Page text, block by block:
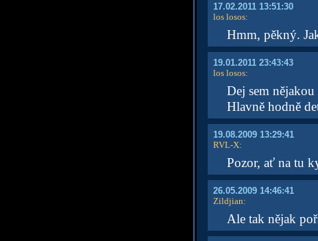
17.02.2011 13:51:30
los losos:
Hmm, pěkný.
19.01.2011 23:43:43
los losos:
Dej sem
Hlavně hodně
19.08.2009 13:29:41
RVL-X:
Pozor, ať na tu
26.05.2009 14:46:41
Zildjian:
Ale tak nějak